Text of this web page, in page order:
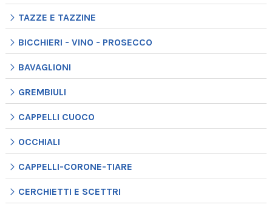
TAZZE E TAZZINE
BICCHIERI - VINO - PROSECCO
BAVAGLIONI
GREMBIULI
CAPPELLI CUOCO
OCCHIALI
CAPPELLI-CORONE-TIARE
CERCHIETTI E SCETTRI